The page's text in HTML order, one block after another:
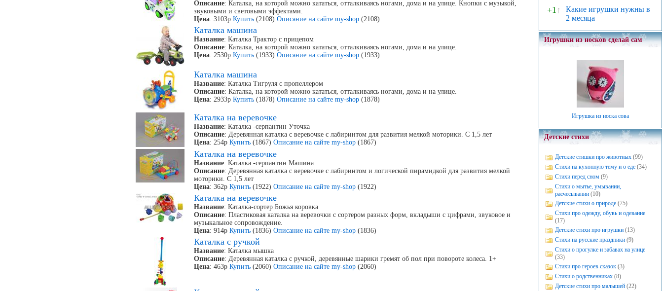
Описание: Каталка, на которой можно кататься, отталкиваясь ногами, дома и на улице. Кнопки с музыкой,
звуковыми и световыми эффектами.
Цена: 3103рКупить (2108)Описание на сайте my-shop (2108)
Каталка машина
Название: Каталка Трактор с прицепом
Описание: Каталка, на которой можно кататься, отталкиваясь ногами, дома и на улице.
Цена: 2530рКупить (1933)Описание на сайте my-shop (1933)
Каталка машина
Название: Каталка Тигруля с пропеллером
Описание: Каталка, на которой можно кататься, отталкиваясь ногами, дома и на улице.
Цена: 2933рКупить (1878)Описание на сайте my-shop (1878)
Каталка на веревочке
Название: Каталка -серпантин Уточка
Описание: Деревянная каталка с веревочке с лабиринтом для развития мелкой моторики. С 1,5 лет
Цена: 254рКупить (1867)Описание на сайте my-shop (1867)
Каталка на веревочке
Название: Каталка -серпантин Машина
Описание: Деревянная каталка с веревочке с лабиринтом и логической пирамидкой для развития мелкой
моторики. С 1,5 лет
Цена: 362рКупить (1922)Описание на сайте my-shop (1922)
Каталка на веревочке
Название: Каталка-сортер Божья коровка
Описание: Пластиковая каталка на веревочки с сортером разных форм, вкладыши с цифрами, звуковое и
музыкальное сопровождение.
Цена: 914рКупить (1836)Описание на сайте my-shop (1836)
Каталка с ручкой
Название: Каталка мышка
Описание: Деревянная каталка с ручкой, деревянные шарики гремят об пол при повороте колеса. 1+
Цена: 463рКупить (2060)Описание на сайте my-shop (2060)
+1↑
Какие игрушки нужны в
2 месяца
Игрушки из носков сделай сам
Игрушка из носка сова
Детские стихи
Детские стишки про животных (99)
Стихи на кухонную тему и о еде (34)
Стихи перед сном (9)
Стихи о мытье, умывании,
расчесывании (10)
Детские стихи о природе (75)
Стихи про одежду, обувь и одевание
(17)
Детские стихи про игрушки (13)
Стихи на русские праздники (9)
Стихи о прогулке и забавах на улице
(33)
Стихи про героев сказок (3)
Стихи о родственниках (8)
Детские стихи про малышей (22)